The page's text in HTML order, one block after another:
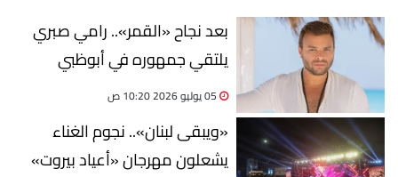
بعد نجاح «القمر».. رامي صبري
يلتقي جمهوره في أبوظبي
05 يوليو 2026 10:20 ص
«ويبقى لبنان».. نجوم الغناء
يشعلون مهرجان «أعياد بيروت»